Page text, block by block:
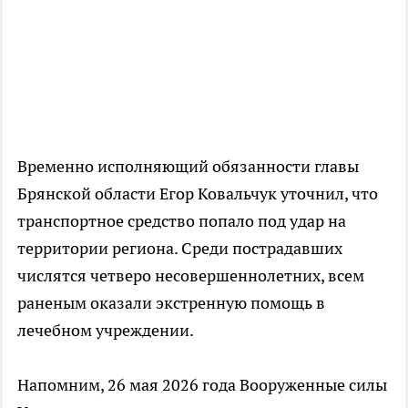
Временно исполняющий обязанности главы
Брянской области Егор Ковальчук уточнил, что
транспортное средство попало под удар на
территории региона. Среди пострадавших
числятся четверо несовершеннолетних, всем
раненым оказали экстренную помощь в
лечебном учреждении.
Напомним, 26 мая 2026 года Вооруженные силы